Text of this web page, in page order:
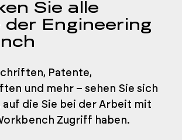
Sie alle
der Engineering
Patente,
und mehr – sehen Sie sich
auf die Sie bei der Arbeit mit
Zugriff haben.